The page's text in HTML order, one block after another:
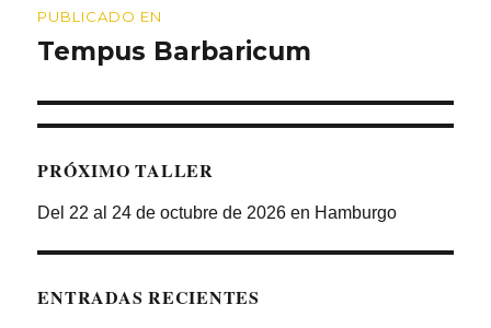
de
PUBLICADO EN
Tempus Barbaricum
PRÓXIMO TALLER
Del 22 al 24 de octubre de 2026 en Hamburgo
ENTRADAS RECIENTES